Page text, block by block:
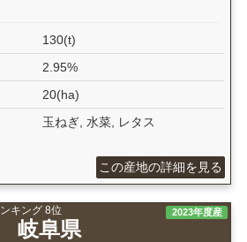
130(t)
2.95%
20(ha)
玉ねぎ, 水菜, レタス
この産地の詳細を見る
キング 8位
岐阜県
2023年度産